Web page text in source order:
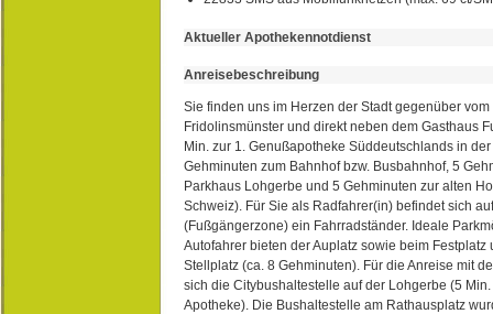
Aktueller Apothekennotdienst
Anreisebeschreibung
Sie finden uns im Herzen der Stadt gegenüber
Fridolinsmünster und direkt neben dem Gasthaus
Min. zur 1. Genußapotheke Süddeutschlands in
Gehminuten zum Bahnhof bzw. Busbahnhof, 5
Parkhaus Lohgerbe und 5 Gehminuten zur alten
Schweiz). Für Sie als Radfahrer(in) befindet sich
(Fußgängerzone) ein Fahrradständer. Ideale
Autofahrer bieten der Auplatz sowie beim Festplatz
Stellplatz (ca. 8 Gehminuten). Für die Anreise mit
sich die Citybushaltestelle auf der Lohgerbe (5
Apotheke). Die Bushaltestelle am Rathausplatz